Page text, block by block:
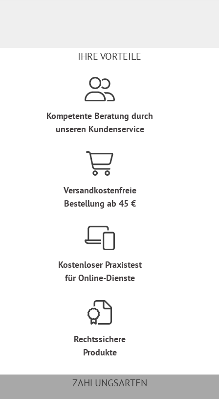
IHRE VORTEILE
Kompetente Beratung durch
unseren Kundenservice
Versandkostenfreie
Bestellung ab 45 €
Kostenloser Praxistest
für Online-Dienste
Rechtssichere
Produkte
ZAHLUNGSARTEN